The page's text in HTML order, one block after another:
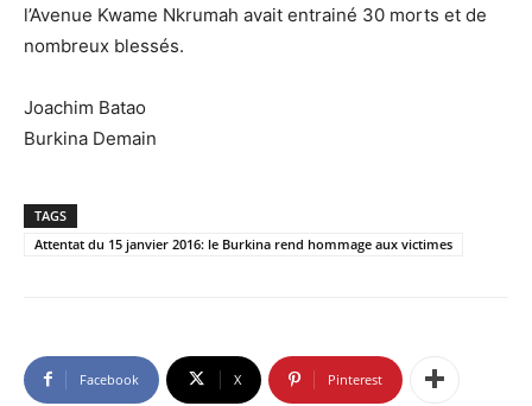
l’Avenue Kwame Nkrumah avait entrainé 30 morts et de
nombreux blessés.
Joachim Batao
Burkina Demain
TAGS
Attentat du 15 janvier 2016: le Burkina rend hommage aux victimes
Facebook X Pinterest